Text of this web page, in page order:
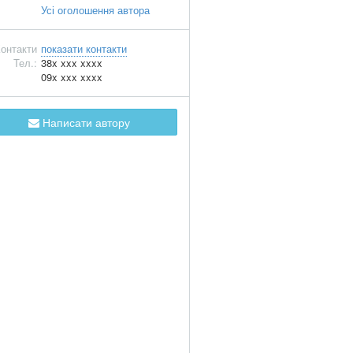
Усі оголошення автора
показати контакти
Тел.: 38x xxx xxxx
09x xxx xxxx
Написати автору